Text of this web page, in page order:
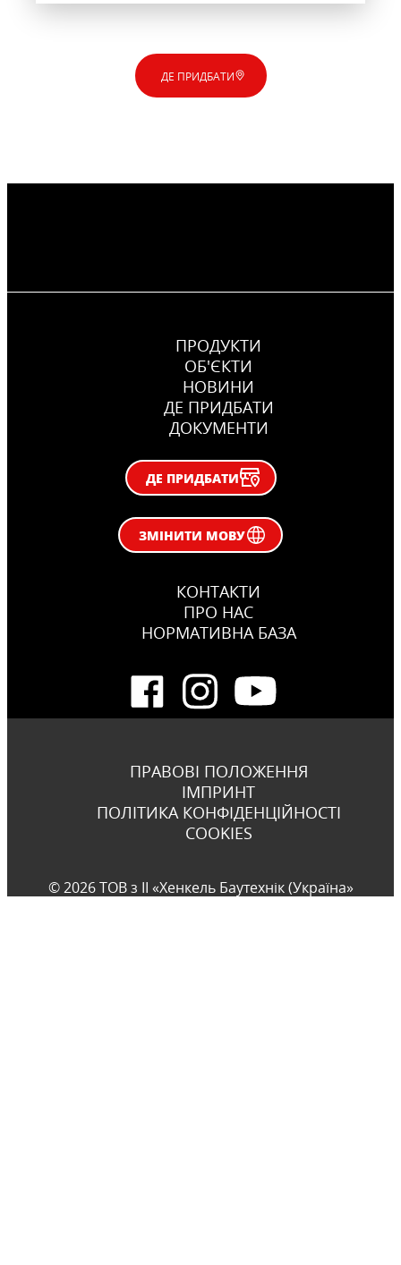
ДЕ ПРИДБАТИ
ПРОДУКТИ
ОБ'ЄКТИ
НОВИНИ
ДЕ ПРИДБАТИ
ДОКУМЕНТИ
ДЕ ПРИДБАТИ
ЗМІНИТИ МОВУ
КОНТАКТИ
ПРО НАС
НОРМАТИВНА БАЗА
ПРАВОВІ ПОЛОЖЕННЯ
ІМПРИНТ
ПОЛІТИКА КОНФІДЕНЦІЙНОСТІ
COOKIES
© 2026 ТОВ з ІІ «Хенкель Баутехнік (Україна»